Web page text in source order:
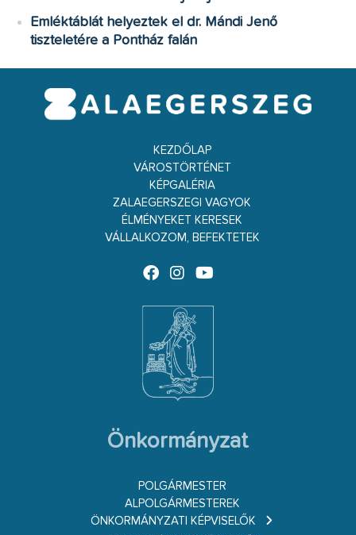
Emléktáblát helyeztek el dr. Mándi Jenő
tiszteletére a Pontház falán
KEZDŐLAP
VÁROSTÖRTÉNET
KÉPGALÉRIA
ZALAEGERSZEGI VAGYOK
ÉLMÉNYEKET KERESEK
VÁLLALKOZOM, BEFEKTETEK
Önkormányzat
POLGÁRMESTER
ALPOLGÁRMESTEREK
ÖNKORMÁNYZATI KÉPVISELŐK